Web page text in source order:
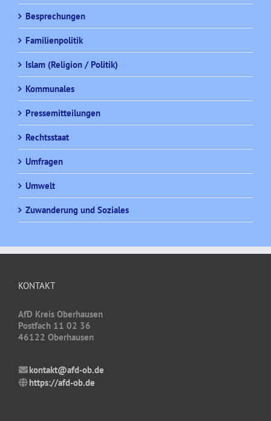
Besprechungen
Familienpolitik
Islam (Religion / Politik)
Kommunales
Pressemitteilungen
Rechtsstaat
Umfragen
Umwelt
Zuwanderung und Soziales
KONTAKT
AfD Kreis Oberhausen
Postfach 11 02 36
46122 Oberhausen
kontakt@afd-ob.de
https://afd-ob.de